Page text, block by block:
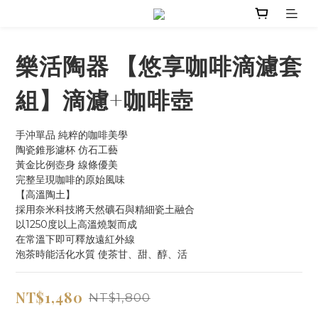
樂活陶器 【悠享咖啡滴濾套
組】滴濾+咖啡壺
手沖單品 純粹的咖啡美學
陶瓷錐形濾杯 仿石工藝
黃金比例壺身 線條優美
完整呈現咖啡的原始風味
【高溫陶土】
採用奈米科技將天然礦石與精細瓷土融合
以1250度以上高溫燒製而成
在常溫下即可釋放遠紅外線
泡茶時能活化水質 使茶甘、甜、醇、活
NT$1,480 NT$1,800